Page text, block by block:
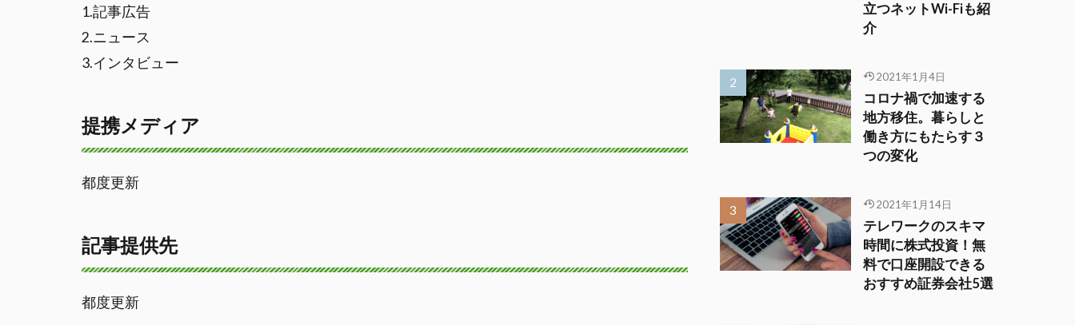
1.記事広告
2.ニュース
3.インタビュー
提携メディア
都度更新
記事提供先
都度更新
立つネットWi-Fiも紹
介
2021年1月4日
コロナ禍で加速する
地方移住。暮らしと
働き方にもたらす３
つの変化
2021年1月14日
テレワークのスキマ
時間に株式投資！無
料で口座開設できる
おすすめ証券会社5選